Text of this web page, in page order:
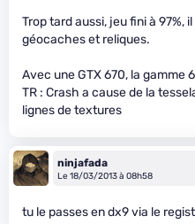
Trop tard aussi, jeu fini à 97%,
géocaches et reliques.
Avec une GTX 670, la gamme
TR : Crash a cause de la
lignes de textures
ninjafada
Le 18/03/2013 à 08h58
tu le passes en dx9 via le